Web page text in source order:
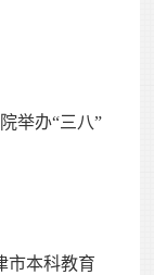
举办“三八”
市本科教育